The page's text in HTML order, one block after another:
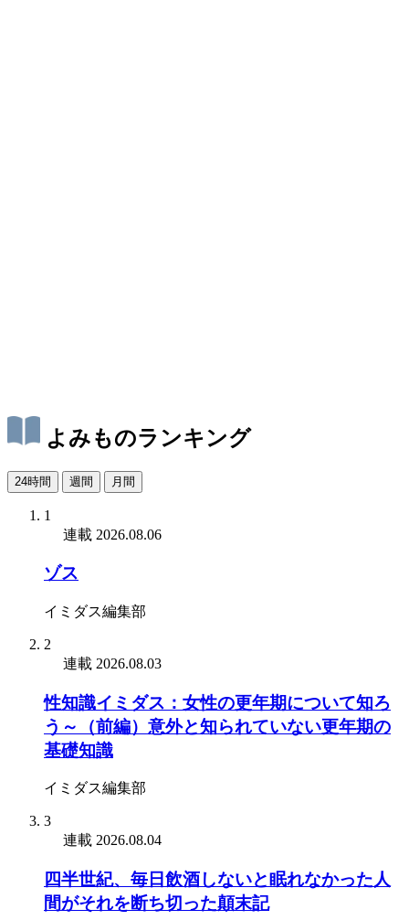
よみものランキング
24時間 週間 月間
1
連載 2026.08.06
ゾス
イミダス編集部
2
連載 2026.08.03
性知識イミダス：女性の更年期について知ろ
う～（前編）意外と知られていない更年期の
基礎知識
イミダス編集部
3
連載 2026.08.04
四半世紀、毎日飲酒しないと眠れなかった人
間がそれを断ち切った顛末記